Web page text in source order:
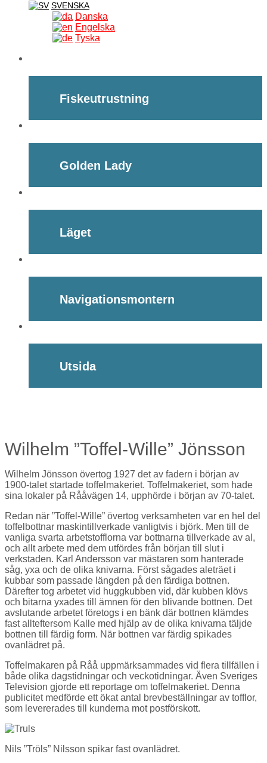
SVENSKA
Danska
Engelska
Tyska
Fiskeutrustning
Golden Lady
Läget
Navigationsmontern
Utsida
Wilhelm ”Toffel-Wille” Jönsson
Wilhelm Jönsson övertog 1927 det av fadern i början av
1900-talet startade toffelmakeriet. Toffelmakeriet, som hade
sina lokaler på Rååvägen 14, upphörde i början av 70-talet.
Redan när ”Toffel-Wille” övertog verksamheten var en hel del
toffelbottnar maskintillverkade vanligtvis i björk. Men till de
vanliga svarta arbetstofflorna var bottnarna tillverkade av al,
och allt arbete med dem utfördes från början till slut i
verkstaden. Karl Andersson var mästaren som hanterade
såg, yxa och de olika knivarna. Först sågades aleträet i
kubbar som passade längden på den färdiga bottnen.
Därefter tog arbetet vid huggkubben vid, där kubben klövs
och bitarna yxades till ämnen för den blivande bottnen. Det
avslutande arbetet företogs i en bänk där bottnen klämdes
fast allteftersom Kalle med hjälp av de olika knivarna täljde
bottnen till färdig form. När bottnen var färdig spikades
ovanlädret på.
Toffelmakaren på Råå uppmärksammades vid flera tillfällen i
både olika dagstidningar och veckotidningar. Även Sveriges
Television gjorde ett reportage om toffelmakeriet. Denna
publicitet medförde ett ökat antal brevbeställningar av tofflor,
som levererades till kunderna mot postförskott.
Nils ”Tröls” Nilsson spikar fast ovanlädret.